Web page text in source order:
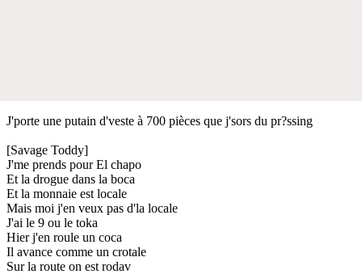
J'porte une putain d'veste à 700 pièces que j'sors du pr?ssing
[Savage Toddy]
J'me prends pour El chapo
Et la drogue dans la boca
Et la monnaie est locale
Mais moi j'en veux pas d'la locale
J'ai le 9 ou le toka
Hier j'en roule un coca
Il avance comme un crotale
Sur la route on est rodav